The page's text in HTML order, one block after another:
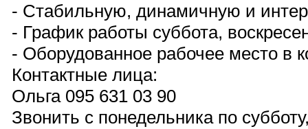
- Стабильную, динамичную и
- График работы суббота,
- Оборудованное рабочее место в
Контактные лица:
Ольга 095 631 03 90
Звонить с понедельника по